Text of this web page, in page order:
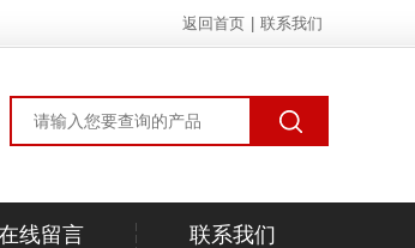
返回首页 联系我们
线留言 联系我们